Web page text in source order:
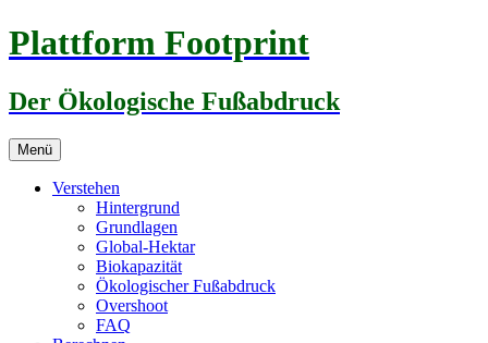
Zum
Inhalt
Plattform Footprint
Der Ökologische Fußabdruck
Menü
Verstehen
Hintergrund
Grundlagen
Global-Hektar
Biokapazität
Ökologischer Fußabdruck
Overshoot
FAQ